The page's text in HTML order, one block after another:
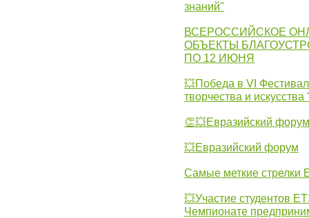
знаний"
ВСЕРОССИЙСКОЕ
ОБЪЕКТЫ
ПО 12 ИЮНЯ
💥Победа в VI
творчества и
👏💥Евразийский форум
💥Евразийский форум
Самые меткие стрелки
💥Участие студентов
Чемпионате